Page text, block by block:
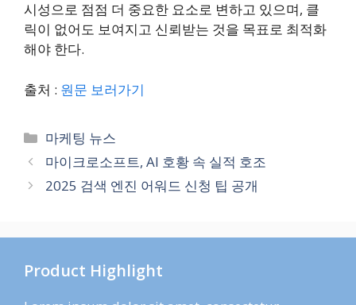
시성으로 점점 더 중요한 요소로 변하고 있으며, 클
릭이 없어도 보여지고 신뢰받는 것을 목표로 최적화
해야 한다.
출처 : 원문 보러가기
Categories
마케팅 뉴스
마이크로소프트, AI 호황 속 실적 호조
2025 검색 엔진 어워드 신청 팁 공개
Product Highlight